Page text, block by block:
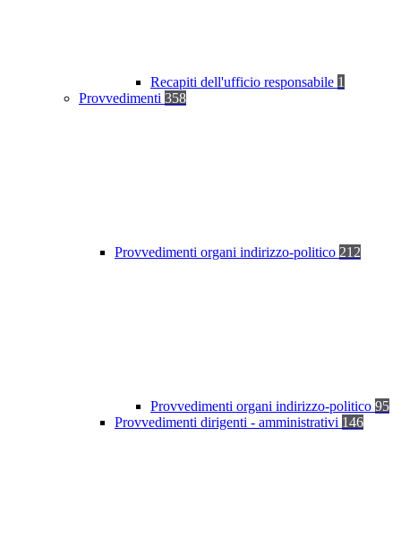
Recapiti dell'ufficio responsabile 1
Provvedimenti 358
Provvedimenti organi indirizzo-politico 212
Provvedimenti organi indirizzo-politico 95
Provvedimenti dirigenti - amministrativi 146